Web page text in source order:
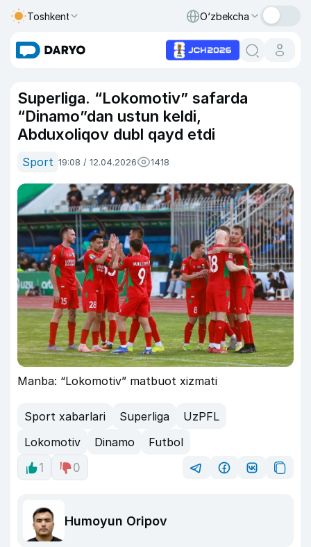
Toshkent O‘zbekcha
Superliga. “Lokomotiv” safarda
“Dinamo”dan ustun keldi,
Abduxoliqov dubl qayd etdi
Sport 19:08 / 12.04.2026 1418
Manba: “Lokomotiv” matbuot xizmati
Sport xabarlari Superliga
UzPFL
Lokomotiv
Dinamo
Futbol
1
0
Humoyun Oripov